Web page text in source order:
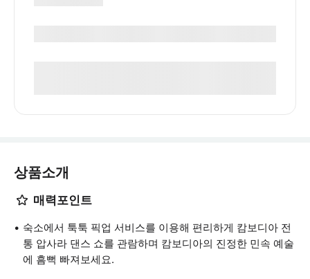
상품소개
매력포인트
숙소에서 툭툭 픽업 서비스를 이용해 편리하게 캄보디아 전
통 압사라 댄스 쇼를 관람하며 캄보디아의 진정한 민속 예술
에 흠뻑 빠져보세요.